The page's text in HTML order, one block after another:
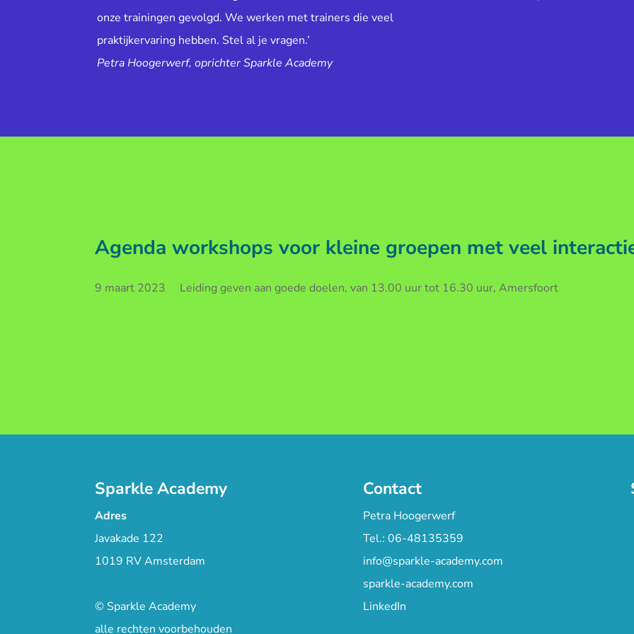
onze trainingen gevolgd. We werken met trainers die veel
praktijkervaring hebben. Stel al je vragen.’
Petra Hoogerwerf, oprichter Sparkle Academy
Agenda workshops voor kleine groepen met veel
9 maart 2023 Leiding geven aan goede doelen, van 13.00 uur tot 16.30 uur, Amersfoort
Sparkle Academy
Adres
Javakade 122
1019 RV Amsterdam
© Sparkle Academy
alle rechten voorbehouden
Contact
Petra Hoogerwerf
Tel.: 06-48135359
info@sparkle-academy.com
sparkle-academy.com
LinkedIn